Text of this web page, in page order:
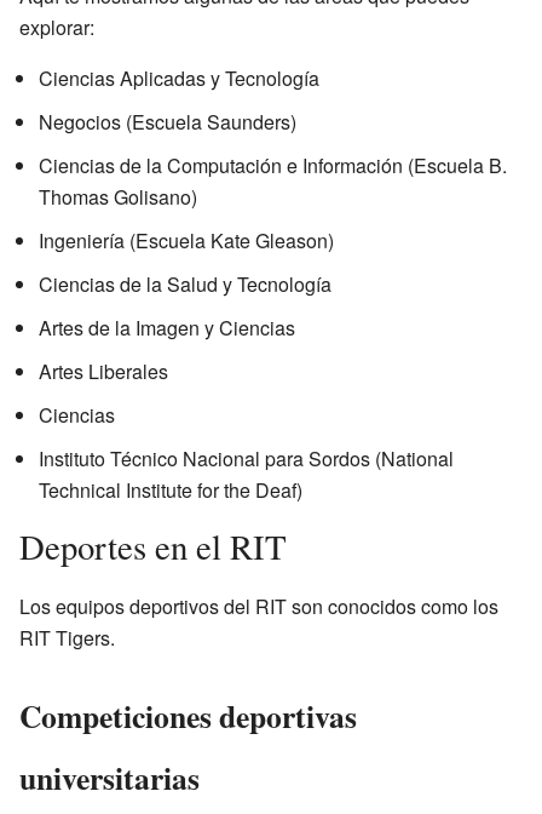
explorar:
Ciencias Aplicadas y Tecnología
Negocios (Escuela Saunders)
Ciencias de la Computación e Información (Escuela B.
Thomas Golisano)
Ingeniería (Escuela Kate Gleason)
Ciencias de la Salud y Tecnología
Artes de la Imagen y Ciencias
Artes Liberales
Ciencias
Instituto Técnico Nacional para Sordos (National
Technical Institute for the Deaf)
Deportes en el RIT
Los equipos deportivos del RIT son conocidos como los
RIT Tigers.
Competiciones deportivas
universitarias